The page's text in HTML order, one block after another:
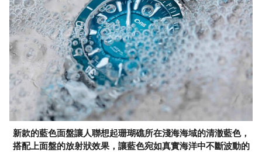
新款的藍色面盤讓人聯想起珊瑚礁所在淺海海域的清澈藍色，
搭配上面盤的放射狀效果，讓藍色宛如真實海洋中不斷波動的